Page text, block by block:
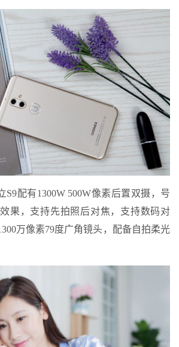
S9配有1300W 500W像素后置双摄，号
果，支持先拍照后对焦，支持数码对
万像素79度广角镜头，配备自拍柔光